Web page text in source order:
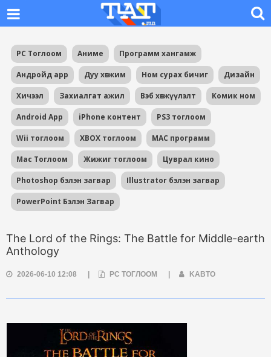
PC Тоглоом Аниме Программ хангамж
Андройд app Дуу хөгжим Ном сурах бичиг Дизайн
Хичээл Захиалгат ажил Вэб хөгжүүлэлт Комик ном
Android App iPhone контент PS3 тоглоом
Wii тоглоом XBOX тоглоом MAC программ
Mac Тоглоом Жижиг тоглоом Цуврал кино
Photoshop бэлэн загвар Illustrator бэлэн загвар
PowerPoint Бэлэн Загвар
The Lord of the Rings: The Battle for Middle-earth
Anthology
2026-06-10 12:08 PC ТОГЛООМ KABTO